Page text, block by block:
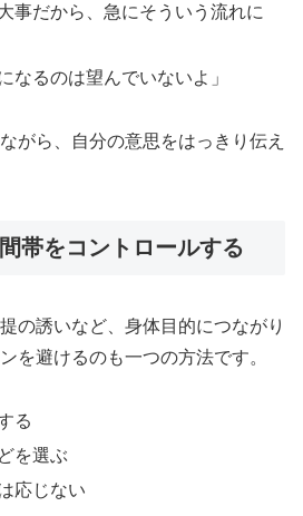
事だから、急にそういう流れに
なるのは望んでいないよ」
がら、自分の意思をはっきり伝え
帯をコントロールする
の誘いなど、身体目的につながり
を避けるのも一つの方法です。
る
を選ぶ
応じない